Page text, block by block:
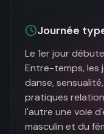
Journée
Le 1er jour
Entre-temps, les
danse,
pratiques
l'autre une voie
masculin et du